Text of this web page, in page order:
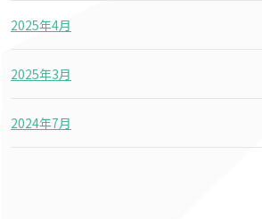
2025年4月
2025年3月
2024年7月